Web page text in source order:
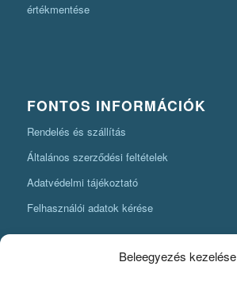
Beleegyezés kezelése
értékmentése
FONTOS INFORMÁCIÓK
Rendelés és szállítás
Általános szerződési feltételek
Adatvédelmi tájékoztató
Felhasználói adatok kérése